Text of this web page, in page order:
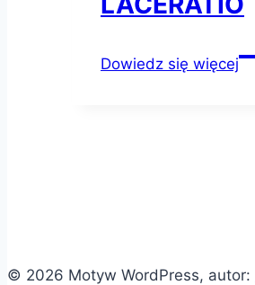
Dowiedz się więcej
© 2026 Motyw WordPress, autor: